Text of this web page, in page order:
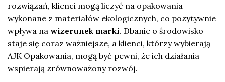
rozwiązań, klienci mogą liczyć na opakowania
wykonane z materiałów ekologicznych, co pozytywnie
wpływa na wizerunek marki. Dbanie o środowisko
staje się coraz ważniejsze, a klienci, którzy wybierają
AJK Opakowania, mogą być pewni, że ich działania
wspierają zrównoważony rozwój.